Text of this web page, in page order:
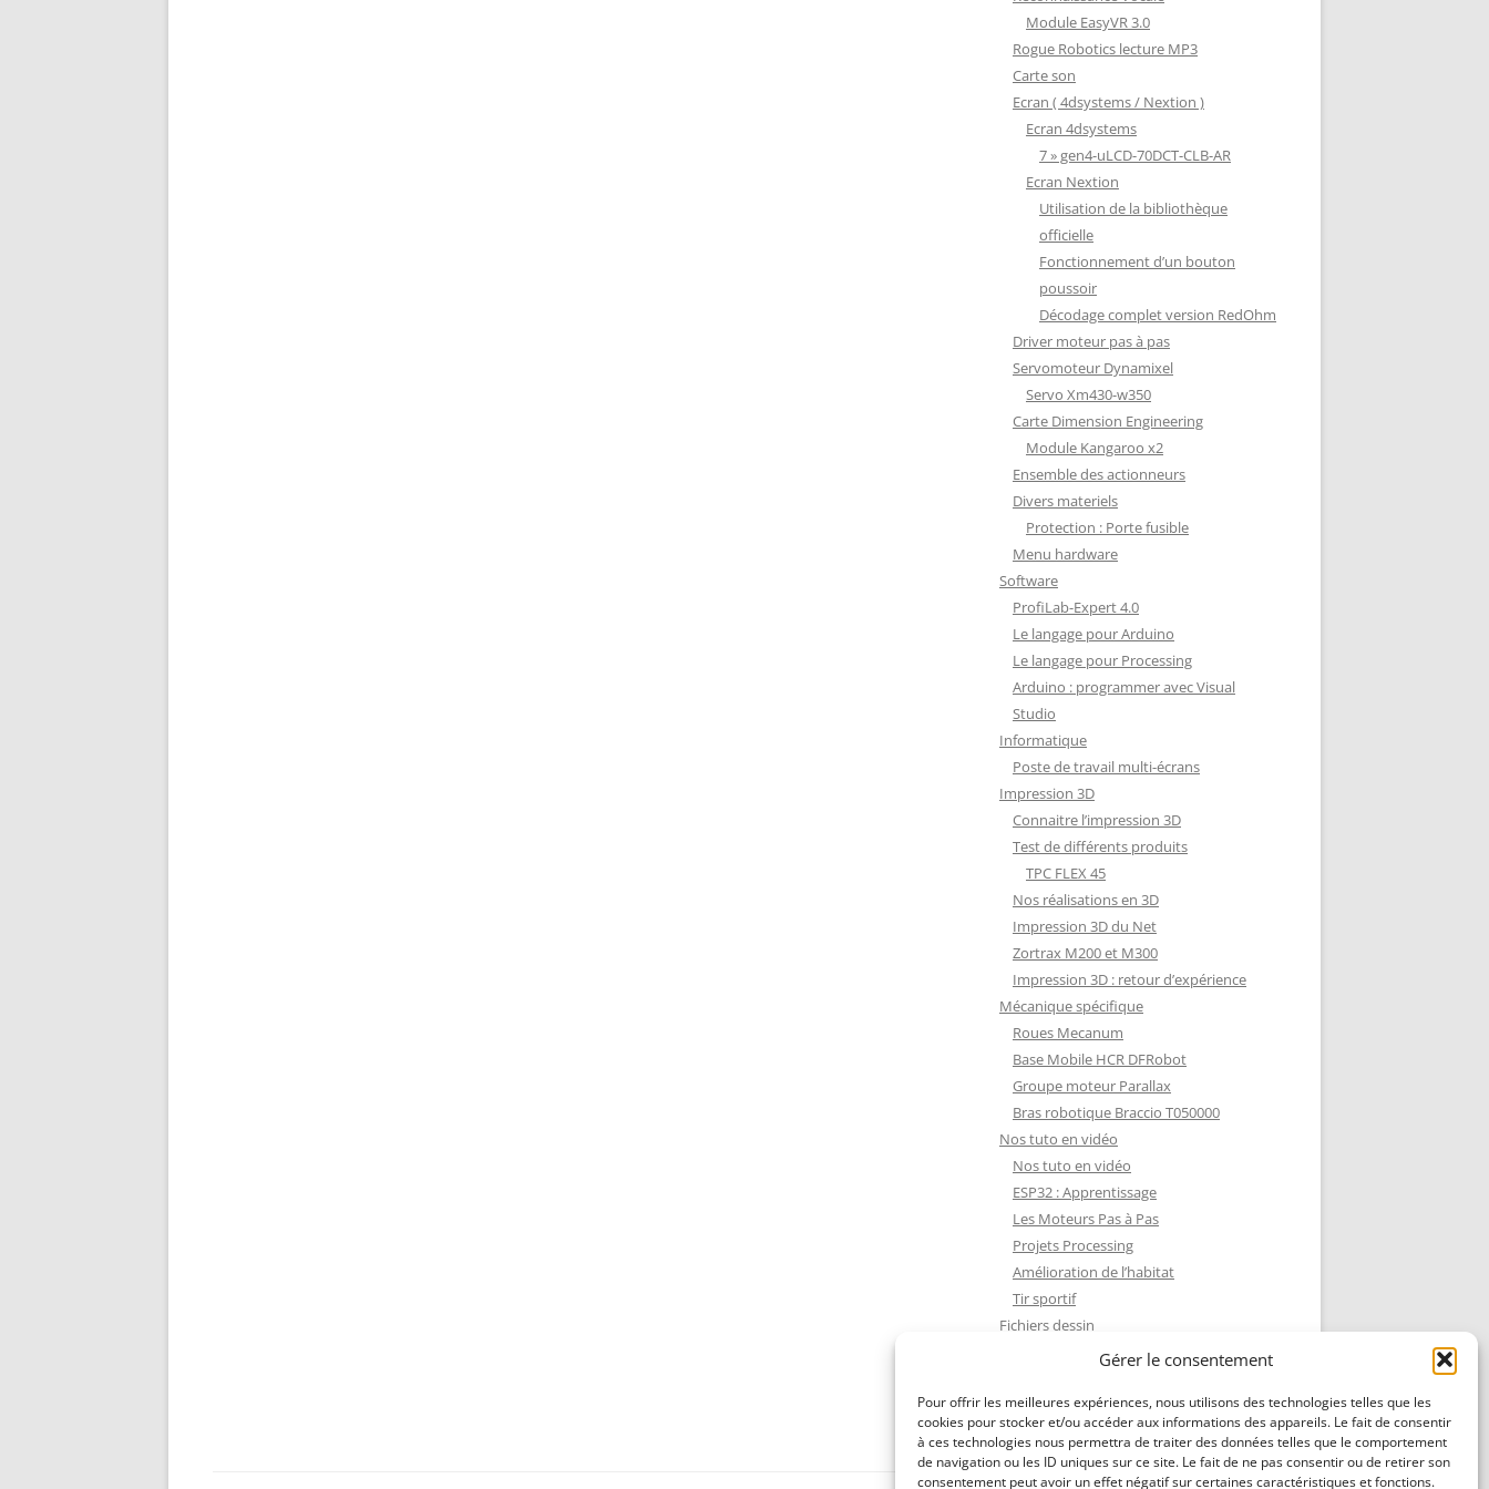
Gérer le consentement
Pour offrir les meilleures expériences, nous utilisons des technologies telles que les
cookies pour stocker et/ou accéder aux informations des appareils. Le fait de consentir
à ces technologies nous permettra de traiter des données telles que le comportement
de navigation ou les ID uniques sur ce site. Le fait de ne pas consentir ou de retirer son
consentement peut avoir un effet négatif sur certaines caractéristiques et fonctions.
Module EasyVR 3.0
Rogue Robotics lecture MP3
Carte son
Ecran ( 4dsystems / Nextion )
Ecran 4dsystems
7 » gen4-uLCD-70DCT-CLB-AR
Ecran Nextion
Utilisation de la bibliothèque
officielle
Fonctionnement d’un bouton
poussoir
Décodage complet version RedOhm
Driver moteur pas à pas
Servomoteur Dynamixel
Servo Xm430-w350
Carte Dimension Engineering
Module Kangaroo x2
Ensemble des actionneurs
Divers materiels
Protection : Porte fusible
Menu hardware
Software
ProfiLab-Expert 4.0
Le langage pour Arduino
Le langage pour Processing
Arduino : programmer avec Visual
Studio
Informatique
Poste de travail multi-écrans
Impression 3D
Connaitre l’impression 3D
Test de différents produits
TPC FLEX 45
Nos réalisations en 3D
Impression 3D du Net
Zortrax M200 et M300
Impression 3D : retour d’expérience
Mécanique spécifique
Roues Mecanum
Base Mobile HCR DFRobot
Groupe moteur Parallax
Bras robotique Braccio T050000
Nos tuto en vidéo
Nos tuto en vidéo
ESP32 : Apprentissage
Les Moteurs Pas à Pas
Projets Processing
Amélioration de l’habitat
Tir sportif
Fichiers dessin
Fichiers dessin